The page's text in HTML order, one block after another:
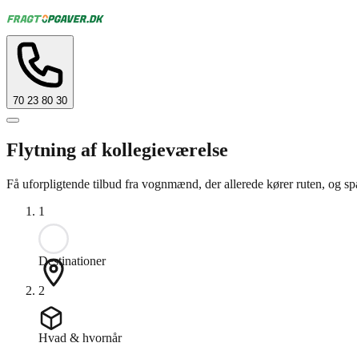
70 23 80 30
Flytning af kollegieværelse
Få uforpligtende tilbud fra vognmænd, der allerede kører ruten, og
1
Destinationer
2
Hvad & hvornår